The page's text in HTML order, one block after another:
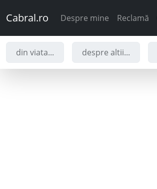
Cabral.ro Despre mine Reclamă
din viata... despre altii...